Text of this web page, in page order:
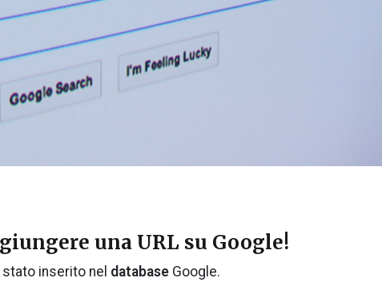
una URL su Google!
inserito nel database Google.